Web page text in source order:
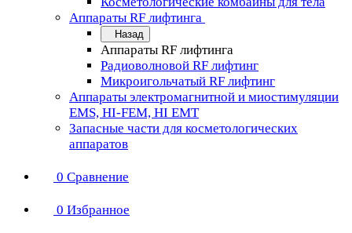
Аппараты RF лифтинга
Назад
Аппараты RF лифтинга
Радиоволновой RF лифтинг
Микроигольчатый RF лифтинг
Аппараты электромагнитной и миостимуляции
EMS, HI-FEM, HI EMT
Запасные части для косметологических
аппаратов
0 Сравнение
0 Избранное